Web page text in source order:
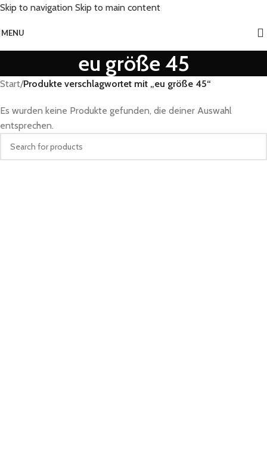
Skip to navigation Skip to main content
MENU
eu größe 45
Start/Produkte verschlagwortet mit „eu größe 45“
Es wurden keine Produkte gefunden, die deiner Auswahl
entsprechen.